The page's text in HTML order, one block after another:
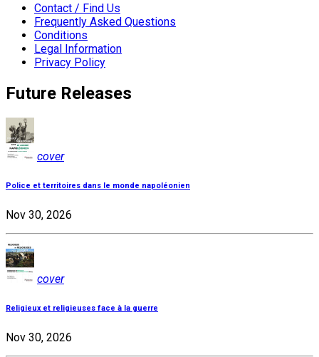
Contact / Find Us
Frequently Asked Questions
Conditions
Legal Information
Privacy Policy
Future Releases
cover
Police et territoires dans le monde napoléonien
Nov 30, 2026
cover
Religieux et religieuses face à la guerre
Nov 30, 2026